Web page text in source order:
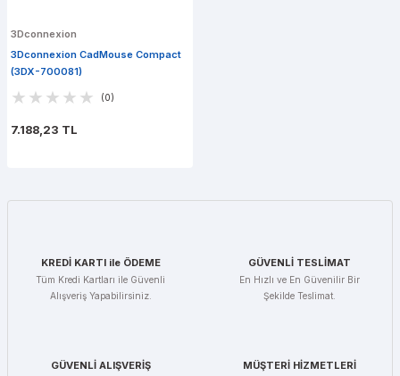
3Dconnexion
3Dconnexion CadMouse Compact
(3DX-700081)
(0)
7.188,23 TL
KREDİ KARTI ile ÖDEME
Tüm Kredi Kartları ile Güvenli
Alışveriş Yapabilirsiniz.
GÜVENLİ TESLİMAT
En Hızlı ve En Güvenilir Bir
Şekilde Teslimat.
GÜVENLİ ALIŞVERİŞ MÜŞTERİ HİZMETLERİ